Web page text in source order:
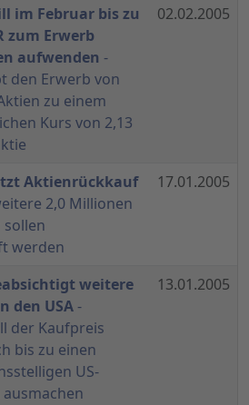
im Februar bis zu
zum Erwerb
aufwenden -
den Erwerb von
zu einem
Kurs von 2,13
02.02.2005
Aktienrückkauf
2,0 Millionen
sollen
werden
17.01.2005
weitere
den USA -
der Kaufpreis
bis zu einen
US-
13.01.2005